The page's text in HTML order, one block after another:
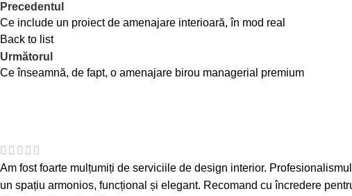
Precedentul
Ce include un proiect de amenajare interioară, în mod real
Back to list
Următorul
Ce înseamnă, de fapt, o amenajare birou managerial premium
Am fost foarte mulțumiți de serviciile de design interior.
un spațiu armonios, funcțional și elegant. Recomand cu încredere